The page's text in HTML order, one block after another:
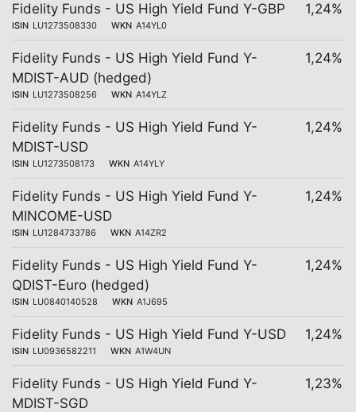
Fidelity Funds - US High Yield Fund Y-GBP
ISIN LU1273508330 WKN A14YL0
1,24%
Fidelity Funds - US High Yield Fund Y-
MDIST-AUD (hedged)
ISIN LU1273508256 WKN A14YLZ
1,24%
Fidelity Funds - US High Yield Fund Y-
MDIST-USD
ISIN LU1273508173 WKN A14YLY
1,24%
Fidelity Funds - US High Yield Fund Y-
MINCOME-USD
ISIN LU1284733786 WKN A14ZR2
1,24%
Fidelity Funds - US High Yield Fund Y-
QDIST-Euro (hedged)
ISIN LU0840140528 WKN A1J695
1,24%
Fidelity Funds - US High Yield Fund Y-USD
ISIN LU0936582211 WKN A1W4UN
1,24%
Fidelity Funds - US High Yield Fund Y-
MDIST-SGD
1,23%